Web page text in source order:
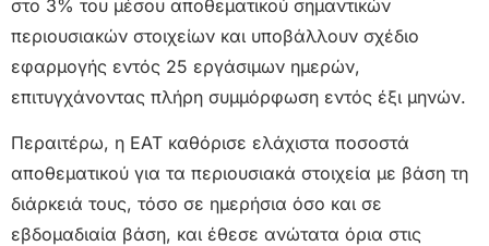
στο 3% του μέσου αποθεματικού σημαντικών
περιουσιακών στοιχείων και υποβάλλουν σχέδιο
εφαρμογής εντός 25 εργάσιμων ημερών,
επιτυγχάνοντας πλήρη συμμόρφωση εντός έξι μηνών.
Περαιτέρω, η ΕΑΤ καθόρισε ελάχιστα ποσοστά
αποθεματικού για τα περιουσιακά στοιχεία με βάση τη
διάρκειά τους, τόσο σε ημερήσια όσο και σε
εβδομαδιαία βάση, και έθεσε ανώτατα όρια στις